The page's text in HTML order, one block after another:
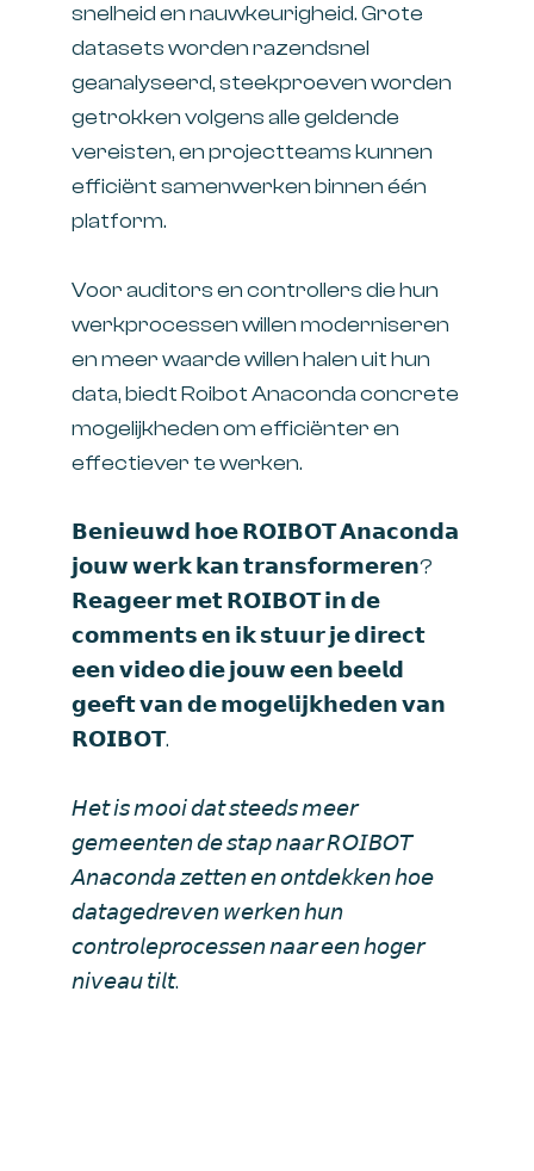
snelheid en nauwkeurigheid. Grote
datasets worden razendsnel
geanalyseerd, steekproeven worden
getrokken volgens alle geldende
vereisten, en projectteams kunnen
efficiënt samenwerken binnen één
platform.
Voor auditors en controllers die hun
werkprocessen willen moderniseren
en meer waarde willen halen uit hun
data, biedt Roibot Anaconda concrete
mogelijkheden om efficiënter en
effectiever te werken.
𝗕𝗲𝗻𝗶𝗲𝘂𝘄𝗱 𝗵𝗼𝗲 𝗥𝗢𝗜𝗕𝗢𝗧 𝗔𝗻𝗮𝗰𝗼𝗻𝗱𝗮
𝗷𝗼𝘂𝘄 𝘄𝗲𝗿𝗸 𝗸𝗮𝗻 𝘁𝗿𝗮𝗻𝘀𝗳𝗼𝗿𝗺𝗲𝗿𝗲𝗻?
𝗥𝗲𝗮𝗴𝗲𝗲𝗿 𝗺𝗲𝘁 𝗥𝗢𝗜𝗕𝗢𝗧 𝗶𝗻 𝗱𝗲
𝗰𝗼𝗺𝗺𝗲𝗻𝘁𝘀 𝗲𝗻 𝗶𝗸 𝘀𝘁𝘂𝘂𝗿 𝗷𝗲 𝗱𝗶𝗿𝗲𝗰𝘁
𝗲𝗲𝗻 𝘃𝗶𝗱𝗲𝗼 𝗱𝗶𝗲 𝗷𝗼𝘂𝘄 𝗲𝗲𝗻 𝗯𝗲𝗲𝗹𝗱
𝗴𝗲𝗲𝗳𝘁 𝘃𝗮𝗻 𝗱𝗲 𝗺𝗼𝗴𝗲𝗹𝗶𝗷𝗸𝗵𝗲𝗱𝗲𝗻 𝘃𝗮𝗻
𝗥𝗢𝗜𝗕𝗢𝗧.
𝘏𝘦𝘵 𝘪𝘴 𝘮𝘰𝘰𝘪 𝘥𝘢𝘵 𝘴𝘵𝘦𝘦𝘥𝘴 𝘮𝘦𝘦𝘳
𝘨𝘦𝘮𝘦𝘦𝘯𝘵𝘦𝘯 𝘥𝘦 𝘴𝘵𝘢𝘱 𝘯𝘢𝘢𝘳 𝘙𝘖𝘐𝘉𝘖𝘛
𝘈𝘯𝘢𝘤𝘰𝘯𝘥𝘢 𝘻𝘦𝘵𝘵𝘦𝘯 𝘦𝘯 𝘰𝘯𝘵𝘥𝘦𝘬𝘬𝘦𝘯 𝘩𝘰𝘦
𝘥𝘢𝘵𝘢𝘨𝘦𝘥𝘳𝘦𝘷𝘦𝘯 𝘸𝘦𝘳𝘬𝘦𝘯 𝘩𝘶𝘯
𝘤𝘰𝘯𝘵𝘳𝘰𝘭𝘦𝘱𝘳𝘰𝘤𝘦𝘴𝘴𝘦𝘯 𝘯𝘢𝘢𝘳 𝘦𝘦𝘯 𝘩𝘰𝘨𝘦𝘳
𝘯𝘪𝘷𝘦𝘢𝘶 𝘵𝘪𝘭𝘵.